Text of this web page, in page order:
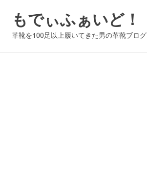
ツ
もでぃふぁいど！
革靴を100足以上履いてきた男の革靴ブログ